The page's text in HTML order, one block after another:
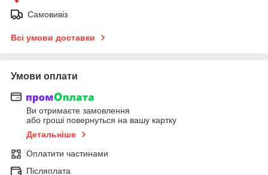
Самовивіз
Всі умови доставки
Умови оплати
Ви отримаєте замовлення
або гроші повернуться на вашу картку
Детальніше
Оплатити частинами
Післяплата